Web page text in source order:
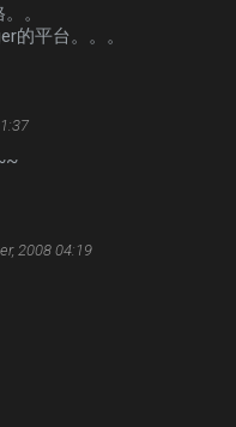
。
的平台。。。
2008 04:19